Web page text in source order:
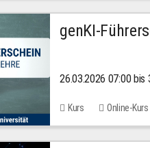
genKI-
26.03.2026 07:00 bis
Kurs Online-Kurs